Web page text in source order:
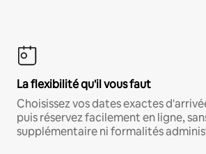
La flexibilité qu'il vous faut
Choisissez vos dates exactes
puis réservez facilement en ligne,
supplémentaire ni formalités